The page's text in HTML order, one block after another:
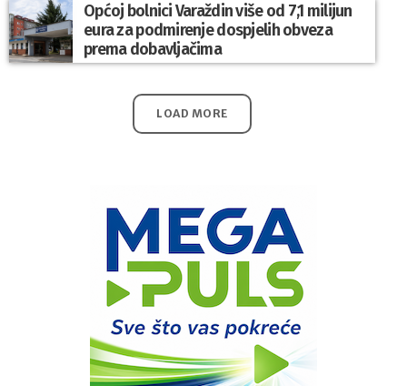
Općoj bolnici Varaždin više od 7,1 milijun
eura za podmirenje dospjelih obveza
prema dobavljačima
LOAD MORE